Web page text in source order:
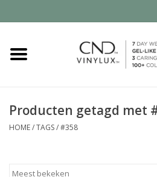
Home
Nailart voor jou
Producten getagd met
HOME/TAGS/#358